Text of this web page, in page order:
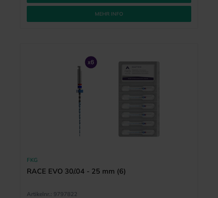
MEHR INFO
FKG
RACE EVO 30/.04 - 25 mm (6)
Artikelnr.: 9797822